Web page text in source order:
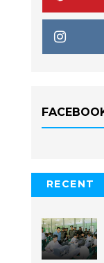
RECENT